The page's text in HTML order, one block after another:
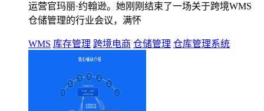
运营官玛丽·约翰逊。她刚刚结束了一场关于跨境WMS
仓储管理的行业会议，满怀
WMS 库存管理 跨境电商 仓储管理 仓库管理系统